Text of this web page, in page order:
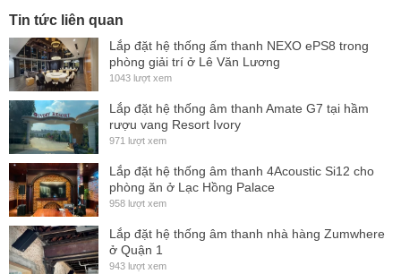
nhưmonitor sân khấu, front-fill, FOH hoặc lắp trần/treo
tường.
Ưu điểm nổi bật của VEGAS 12
Cấu hình 2 đường tiếng passive, dễ dàng phối ghép
với ampli công suất.
Tán âm xoay 90° x 60° , linh hoạt khi treo đứng hoặc
ngang.
Thùng loa đa giác
sàn.
Công suất AES 300W
Tin tức liên quan
Lắp đặt hệ thống ấm thanh NEXO ePS8 trong
phòng giải trí ở Lê Văn Lương
1043 lượt xem
Lắp đặt hệ thống âm thanh Amate G7 tại hầm
rượu vang Resort Ivory
971 lượt xem
Lắp đặt hệ thống âm thanh 4Acoustic Si12 cho
phòng ăn ở Lạc Hồng Palace
958 lượt xem
Lắp đặt hệ thống âm thanh nhà hàng Zumwhere
ở Quận 1
943 lượt xem